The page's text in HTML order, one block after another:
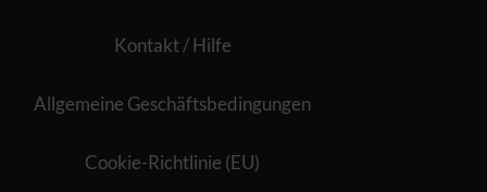
Kontakt / Hilfe
Allgemeine Geschäftsbedingungen
Cookie-Richtlinie (EU)